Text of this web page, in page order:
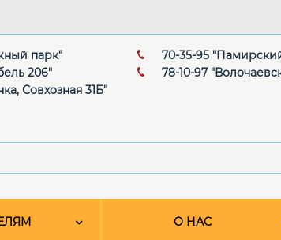
парк"
206"
Совхозная 31Б"
70-35-95
78-10-97
О НАС